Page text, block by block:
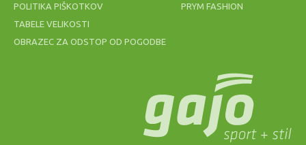
POLITIKA PIŠKOTKOV
TABELE VELIKOSTI
OBRAZEC ZA ODSTOP OD POGODBE
PRYM FASHION